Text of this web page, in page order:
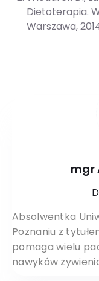
Dietoterapia.
Warszawa,
mgr
Absolwentka
Poznaniu z
pomaga wielu
nawyków